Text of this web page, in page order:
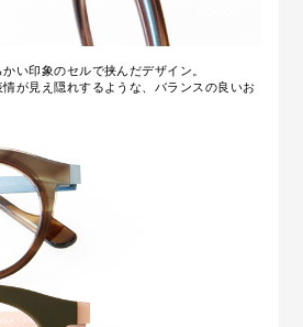
い印象のセルで挟んだデザイン。
が見え隠れするような、バランスの良いお